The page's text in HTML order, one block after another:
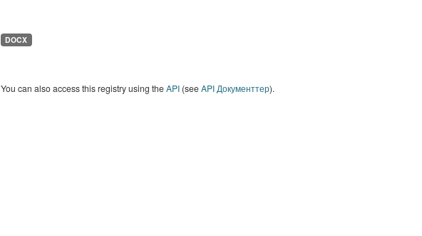
DOCX
You can also access this registry using theAPI(seeAPI Документтер).